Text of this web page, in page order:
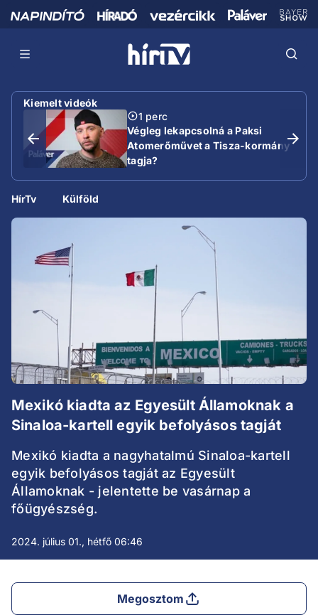
Kiemelt videók
1 perc
Végleg lekapcsolná a Paksi
Atomerőművet a Tisza-kormány
tagja?
HírTv Külföld
Mexikó kiadta az Egyesült Államoknak a
Sinaloa-kartell egyik befolyásos tagját
Mexikó kiadta a nagyhatalmú Sinaloa-kartell
egyik befolyásos tagját az Egyesült
Államoknak - jelentette be vasárnap a
főügyészség.
2024. július 01., hétfő 06:46
Megosztom